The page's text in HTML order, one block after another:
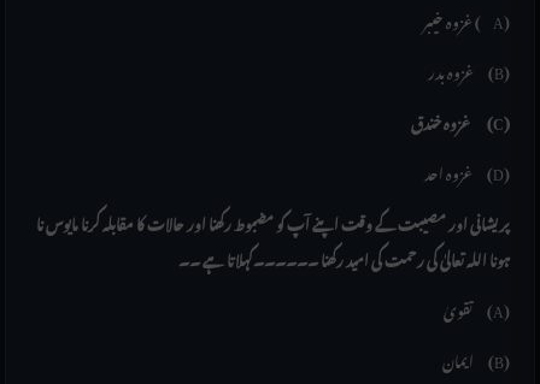
غزوہ خیبر( A)
غزوہ بدر (B)
غزوہ خندق (C)
غزوہ احد (D)
پریشانی اور مصیبت کے وقت اپنے آپ کو مضبوط رکھنا اور حالات کا مقابلہ کرنا مایوس نا
ہونا اللہ تعالیٰ کی رحمت کی امید رکھنا ۔۔۔۔۔۔کہلاتا ہے ۔۔
تقویٰ (A)
ایمان (B)